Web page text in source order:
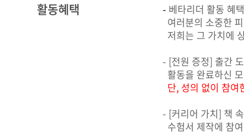
활동혜택 - 베타리더 활동 혜
여러분의 소중한 피
저희는 그 가치에
- [전원 증정] 출간
활동을 완료하신 모
단, 성의 없이 참여
- [커리어 가치] 책
수험서 제작에 참